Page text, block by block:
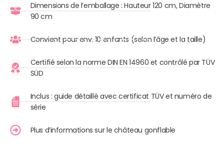
Dimensions de l’emballage : Hauteur 120 cm, Diamètre
90 cm
Convient pour env. 10 enfants (selon l’âge et la taille)
Certifié selon la norme DIN EN 14960 et contrôlé par TÜV
SÜD
Inclus : guide détaillé avec certificat TÜV et numéro de
série
Plus d’informations sur le château gonflable